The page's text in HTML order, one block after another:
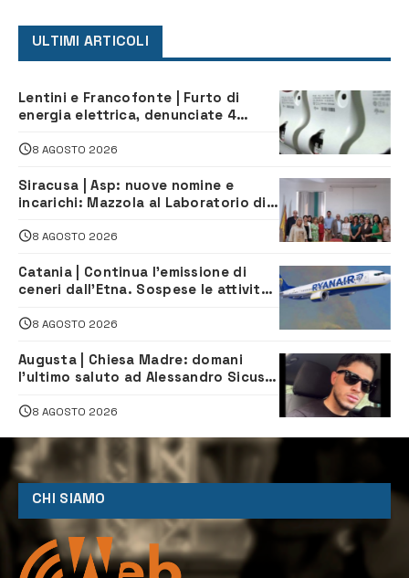
ULTIMI ARTICOLI
Lentini e Francofonte | Furto di
energia elettrica, denunciate 4
8 AGOSTO 2026
Siracusa | Asp: nuove nomine e
incarichi: Mazzola al Laboratorio di
Servizio Legale
8 AGOSTO 2026
Catania | Continua l’emissione di
ceneri dall’Etna. Sospese le attività
8 AGOSTO 2026
Augusta | Chiesa Madre: domani
l’ultimo saluto ad Alessandro Sicuso,
8 AGOSTO 2026
CHI SIAMO